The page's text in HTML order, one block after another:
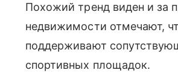
Похожий тренд виден и за
недвижимости отмечают,
поддерживают
спортивных площадок.